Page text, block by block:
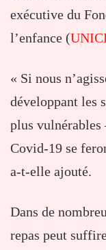
exécutive du
l’enfance (
« Si nous
développant les
plus vulnérables
Covid-19 se
a-t-elle ajouté.
Dans de
repas peut